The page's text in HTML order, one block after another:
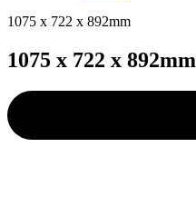
1075 x 722 x 892mm
1075 x 722 x 892mm